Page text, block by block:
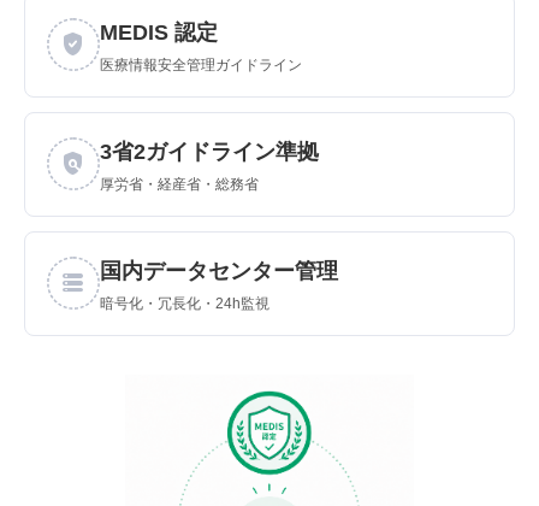
verified_user MEDIS 認定
医療情報安全管理ガイドライン
policy 3省2ガイドライン準拠
厚労省・経産省・総務省
storage 国内データセンター管理
暗号化・冗長化・24h監視